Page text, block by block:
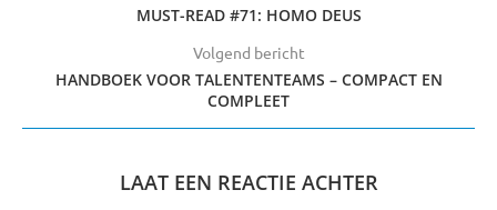
MUST-READ #71: HOMO DEUS
Volgend bericht
HANDBOEK VOOR TALENTENTEAMS – COMPACT EN
COMPLEET
LAAT EEN REACTIE ACHTER